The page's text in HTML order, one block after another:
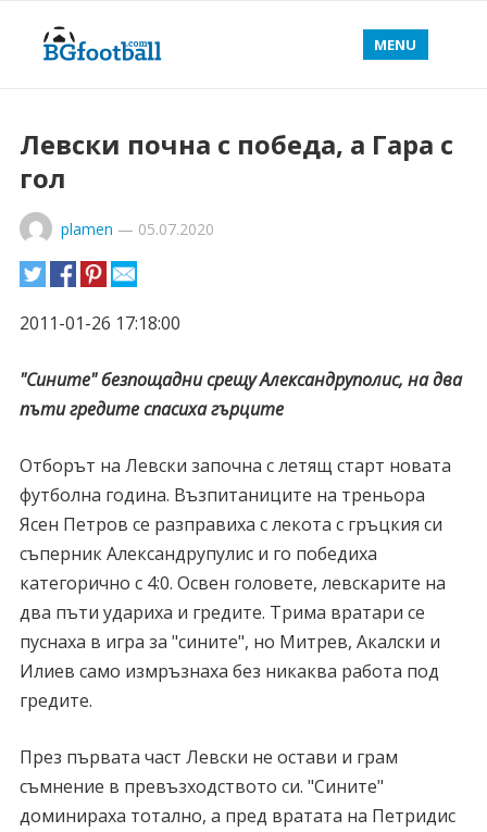
MENU
Левски почна с победа, а Гара с
гол
plamen — 05.07.2020
2011-01-26 17:18:00
"Сините" безпощадни срещу Александруполис, на два
пъти гредите спасиха гърците
Отборът на Левски започна с летящ старт новата
футболна година. Възпитаниците на треньора
Ясен Петров се разправиха с лекота с гръцкия си
съперник Александрупулис и го победиха
категорично с 4:0. Освен головете, левскарите на
два пъти удариха и гредите. Трима вратари се
пуснаха в игра за "сините", но Митрев, Акалски и
Илиев само измръзнаха без никаква работа под
гредите.
През първата част Левски не остави и грам
съмнение в превъзходството си. "Сините"
доминираха тотално, а пред вратата на Петридис